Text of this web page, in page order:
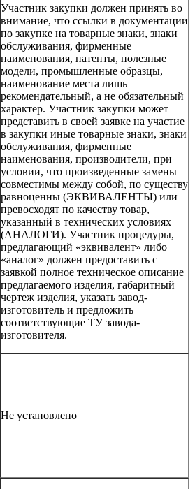
Участник закупки должен принять во
внимание, что ссылки в документации
по закупке на товарные знаки, знаки
обслуживания, фирменные
наименования, патенты, полезные
модели, промышленные образцы,
наименование места лишь
рекомендательный, а не обязательный
характер. Участник закупки может
представить в своей заявке на участие
в закупки иные товарные знаки, знаки
обслуживания, фирменные
наименования, производители, при
условии, что произведенные замены
совместимы между собой, по существу
равноценны (ЭКВИВАЛЕНТЫ) или
превосходят по качеству товар,
указанный в технических условиях
(АНАЛОГИ). Участник процедуры,
предлагающий «эквивалент» либо
«аналог» должен предоставить с
заявкой полное техническое описание
предлагаемого изделия, габаритный
чертеж изделия, указать завод-
изготовитель и предложить
соответствующие ТУ завода-
изготовителя.
Не установлено